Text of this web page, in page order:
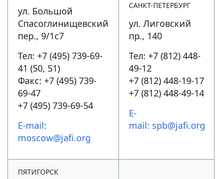
ул. Большой
Спасоглинищевский
пер., 9/1с7
Тел: +7 (495) 739-69-
41 (50, 51)
Факс: +7 (495) 739-
69-47
+7 (495) 739-69-54
E-mail:
moscow@jafi.org
САНКТ-ПЕТЕРБУРГ
ул. Лиговский
пр., 140
Тел: +7 (812) 448-
49-12
+7 (812) 448-19-17
+7 (812) 448-49-14
E-
mail: spb@jafi.org
ПЯТИГОРСК